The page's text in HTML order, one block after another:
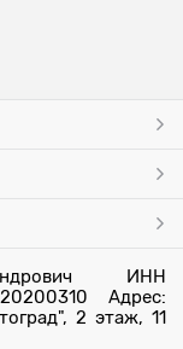
ИНН
Адрес:
2 этаж, 11